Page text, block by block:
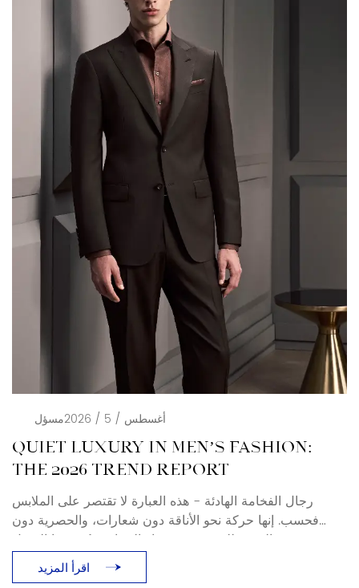
أغسطس / 5 / 2026 مسؤل
QUIET LUXURY IN MEN’S FASHION:
THE 2026 TREND REPORT
رجال الفخامة الهادئة - هذه العبارة لا تقتصر على الملابس
فحسب. إنها حركة نحو الأناقة دون شعارات، والحصرية دون
بهرجة. بالنسبة للمشترين وخبراء الصناعة، يُعيد هذا التحول
تعريف معنى الملابس الرسمية والملابس الرجالية الفاخرة في
عامي 2025 و2026. ما هي الفخامة الهادئة؟ صيحة الفخامة
اقرأ المزيد